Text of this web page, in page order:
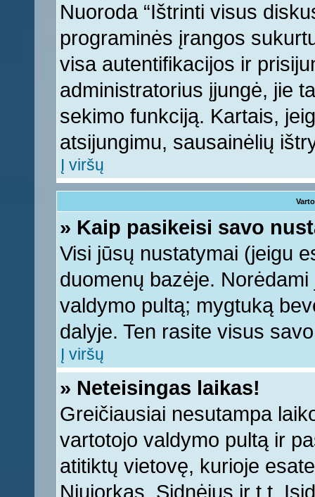
Nuoroda “Ištrinti visus
programinės įrangos
visa autentifikacijos ir
administratorius įjungė, jie
sekimo funkciją. Kartais,
atsijungimu, sausainėlių
Į viršų
» Kaip pasikeisi savo
Visi jūsų nustatymai (jeigu
duomenų bazėje.
valdymo pultą; mygtuką
dalyje. Ten rasite visus
Į viršų
» Neteisingas laikas!
Greičiausiai nesutampa
vartotojo valdymo pultą ir
atitiktų vietovę, kurioje
Niujorkas, Sidnėjus ir t.t.